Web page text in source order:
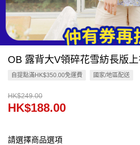
OB 露背大V領碎花雪紡長版
自提點滿HK$350.00免運費 國家/地區配送
HK$249.00
HK$188.00
請選擇商品選項